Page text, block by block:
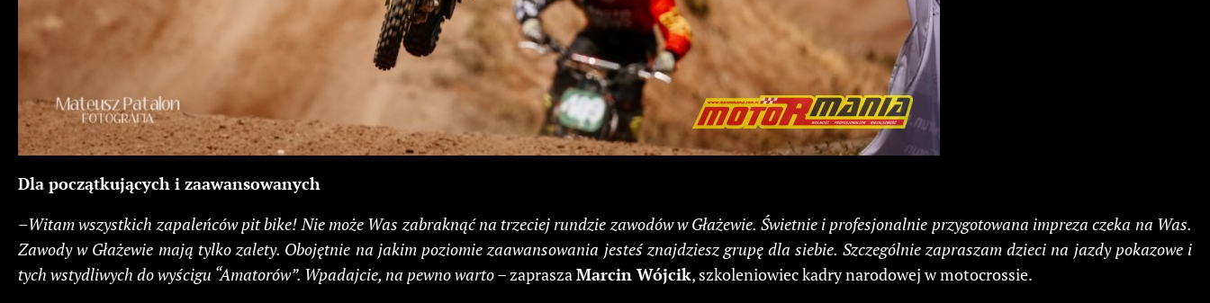
Dla początkujących i zaawansowanych
–Witam wszystkich zapaleńców pit bike! Nie może Was zabraknąć na trzeciej rundzie zawodów w Głażewie. Świetnie i profesjonalnie przygotowana impreza czeka na Was.
Zawody w Głażewie mają tylko zalety. Obojętnie na jakim poziomie zaawansowania jesteś znajdziesz grupę dla siebie. Szczególnie zapraszam dzieci na jazdy pokazowe i
tych wstydliwych do wyścigu “Amatorów”. Wpadajcie, na pewno warto– zapraszaMarcin Wójcik, szkoleniowiec kadry narodowej w motocrossie.